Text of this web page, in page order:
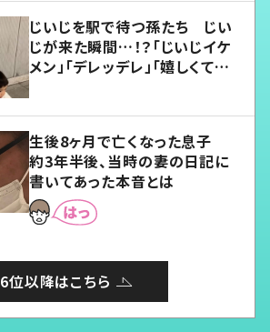
じいじを駅で待つ孫たち じい
じが来た瞬間…！？「じいじイケ
メン」「デレッデレ」「嬉しくて可
生後8ヶ月で亡くなった息子
約3年半後、当時の妻の日記に
書いてあった本音とは
6位以降はこちら